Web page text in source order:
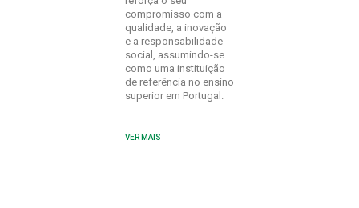
compromisso com a
qualidade, a inovação
e a responsabilidade
social, assumindo-se
como uma instituição
de referência no ensino
superior em Portugal.
VER MAIS